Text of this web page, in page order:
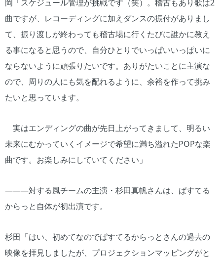
岡「スケジュール管理が挑戦です（笑）。稽古もあり歌は2
曲ですが、レコーディングに加えダンスの振付がありまし
て、振り渡しが終わっても稽古場に行くたびに誰かに教え
る事になると思うので、自分ひとりでいっぱいいっぱいに
ならないように頑張りたいです。ありがたいことに主演な
ので、周りの人にも気を配れるように、余裕を作って挑み
たいと思っています。
実はエンディングの曲が先日上がってきまして、明るい
未来にむかっていくイメージで希望に満ち溢れたPOPな楽
曲です。お楽しみにしていてください」
―――対する風チームの主演・杉田真帆さんは、ぱすてる
からっと自体が初出演です。
杉田「はい、初めてなのでぱすてるからっとさんの過去の
映像を拝見しましたが、プロジェクションマッピングがと